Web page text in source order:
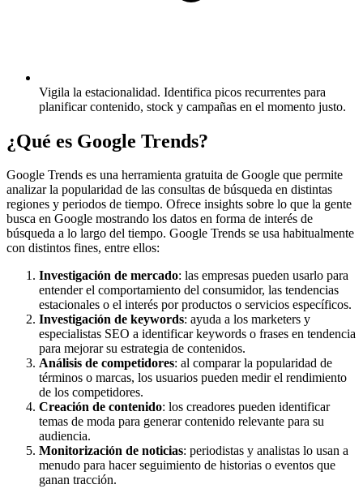
Vigila la estacionalidad. Identifica picos recurrentes para
planificar contenido, stock y campañas en el momento justo.
¿Qué es Google Trends?
Google Trends es una herramienta gratuita de Google que permite
analizar la popularidad de las consultas de búsqueda en distintas
regiones y periodos de tiempo. Ofrece insights sobre lo que la gente
busca en Google mostrando los datos en forma de interés de
búsqueda a lo largo del tiempo. Google Trends se usa habitualmente
con distintos fines, entre ellos:
Investigación de mercado: las empresas pueden usarlo para
entender el comportamiento del consumidor, las tendencias
estacionales o el interés por productos o servicios específicos.
Investigación de keywords: ayuda a los marketers y
especialistas SEO a identificar keywords o frases en tendencia
para mejorar su estrategia de contenidos.
Análisis de competidores: al comparar la popularidad de
términos o marcas, los usuarios pueden medir el rendimiento
de los competidores.
Creación de contenido: los creadores pueden identificar
temas de moda para generar contenido relevante para su
audiencia.
Monitorización de noticias: periodistas y analistas lo usan a
menudo para hacer seguimiento de historias o eventos que
ganan tracción.